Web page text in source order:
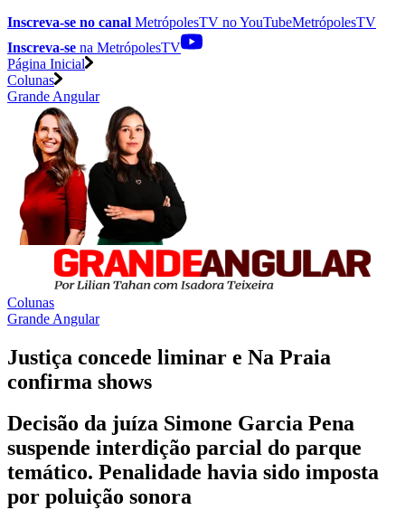
Inscreva-se no canal MetrópolesTV noYouTubeMetrópolesTV
Inscreva-se na MetrópolesTV
Página Inicial
Colunas
Grande Angular
Colunas
Grande Angular
Justiça concede liminar e Na Praia
confirma shows
Decisão da juíza Simone Garcia Pena
suspende interdição parcial do parque
temático. Penalidade havia sido imposta
por poluição sonora